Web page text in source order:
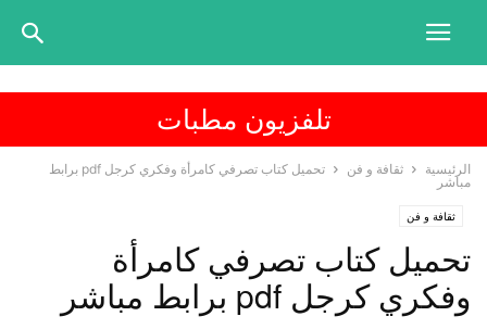
تلفزيون مطبات
الرئيسية ثقافة و فن
تحميل كتاب تصرفي كامرأة وفكري كرجل pdf برابط
مباشر
ثقافة و فن
تحميل كتاب تصرفي كامرأة
وفكري كرجل pdf برابط مباشر